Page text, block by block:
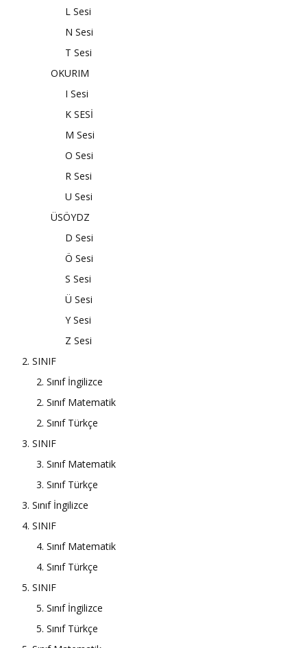
L Sesi
N Sesi
T Sesi
OKURIM
I Sesi
K SESİ
M Sesi
O Sesi
R Sesi
U Sesi
ÜSÖYDZ
D Sesi
Ö Sesi
S Sesi
Ü Sesi
Y Sesi
Z Sesi
2. SINIF
2. Sınıf İngilizce
2. Sınıf Matematik
2. Sınıf Türkçe
3. SINIF
3. Sınıf Matematik
3. Sınıf Türkçe
3. Sınıf İngilizce
4. SINIF
4. Sınıf Matematik
4. Sınıf Türkçe
5. SINIF
5. Sınıf İngilizce
5. Sınıf Türkçe